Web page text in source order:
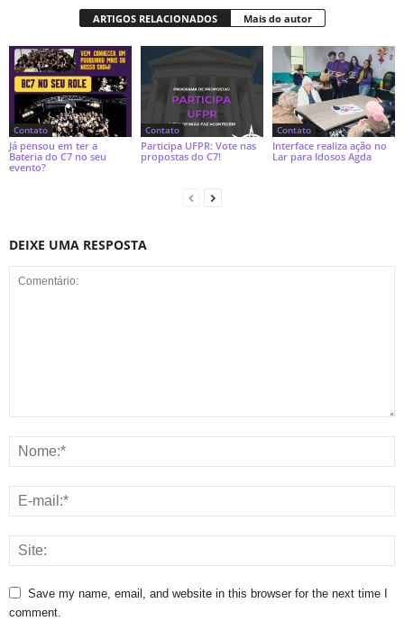
ARTIGOS RELACIONADOS Mais do autor
Contato
Já pensou em ter a
Bateria do C7 no seu
evento?
Contato
Participa UFPR: Vote nas
propostas do C7!
Contato
Interface realiza ação no
Lar para Idosos Agda
DEIXE UMA RESPOSTA
Save my name, email, and website in this browser for the next time I
comment.